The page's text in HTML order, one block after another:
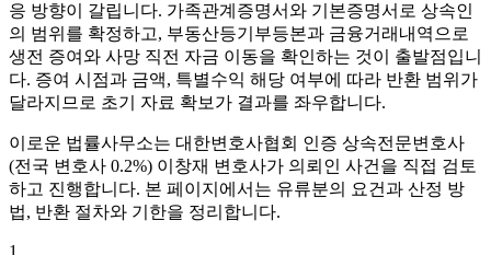
응 방향이 갈립니다. 가족관계증명서와 기본증명서로 상속인
의 범위를 확정하고, 부동산등기부등본과 금융거래내역으로
생전 증여와 사망 직전 자금 이동을 확인하는 것이 출발점입니
다. 증여 시점과 금액, 특별수익 해당 여부에 따라 반환 범위가
달라지므로 초기 자료 확보가 결과를 좌우합니다.
이로운 법률사무소는 대한변호사협회 인증 상속전문변호사
(전국 변호사 0.2%) 이창재 변호사가 의뢰인 사건을 직접 검토
하고 진행합니다. 본 페이지에서는 유류분의 요건과 산정 방
법, 반환 절차와 기한을 정리합니다.